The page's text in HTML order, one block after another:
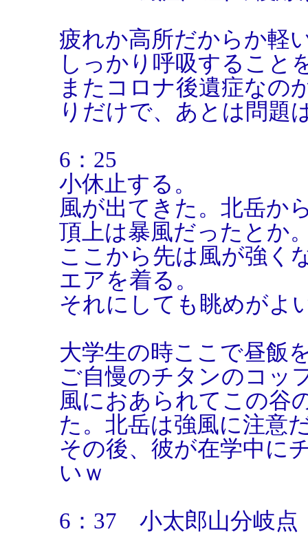
疲れか高所だからか軽
しっかり呼吸すること
またコロナ後遺症な
りだけで、あとは問題
6：25
小休止する。
風が出てきた。北岳か
頂上は暴風だったとか
ここから先は風が強く
エアを着る。
それにしても眺めがよ
大学生の時ここで昼飯
ご自慢のチタンのコッ
風におあられてこの谷
た。北岳は強風に注意
その後、彼が在学中に
いｗ
6：37 小太郎山分岐点